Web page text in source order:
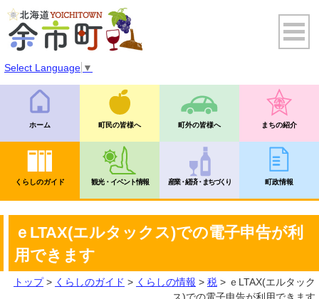
Select Language ▼
ホーム 町民の皆様へ 町外の皆様へ まちの紹介
くらしのガイド 観光・イベント情報 産業・経済・まちづくり 町政情報
ｅLTAX(エルタックス)での電子申告が利
用できます
トップ> くらしのガイド > くらしの情報 > 税 > ｅLTAX(エルタック